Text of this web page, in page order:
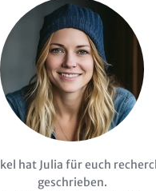
hat Julia für euch
geschrieben.